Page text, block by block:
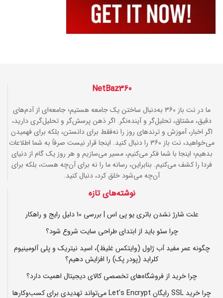
NetBaz360
ما در نت باز 360 به‌دنبال ساختن یک جامعه هستیم؛ جامعه‌ای از آدم‌های
دقیق، مشتاق، تحلیل‌گر و آینده‌نگر. اگر ذهن پرسش‌گر و تحلیل‌گری دارید،
اگر اخبار، آموزش و ترندهای روز را نه‌فقط برای دانستن، بلکه برای فهمیدن
می‌خواهید، نت باز 360 را دنبال کنید. اینجا قرار نیست صرفاً به شما اطلاعات
بدهیم؛ اینجا با شما فکر می‌کنیم، مسیر می‌سازیم و هر روز یک گام از دنیای
فردا را کشف می‌کنیم. بنابراین، رسانه ما را نه برای آن‌چه هست، بلکه برای
آن‌چه می‌شود خلق کرد، دنبال کنید.
نوشته‌های تازه
علت شارژ نشدن باتری یو پی اس | بررسی 10 دلیل رایج و راهکار
چرا سئو باید از ابتدای طراحی سایت شروع شود؟
چگونه عمر مفید آب ژاول (وایتکس غلیظ)، اسید نیتریک و پلی آلومینیوم
کلراید (پودر پک) را افزایش دهیم؟
چرا خرید از فروشگاه‌های تخصصی کالای دیجیتال اهمیت دارد؟
چرا خرید SSL رایگان Let’s Encrypt می‌تواند تهدیدی برای کسب‌وکارها